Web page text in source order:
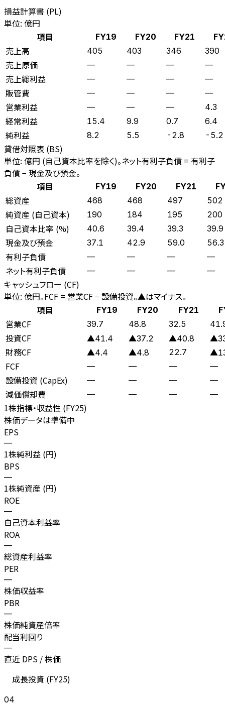
損益計算書 (PL)
単位: 億円
項目
FY19 FY20 FY21
売上高 405 403 346 390
売上原価 — — — —
売上総利益 — — — —
販管費 — — — —
営業利益 — — — 4.3
経常利益 15.4 9.9 0.7 6.4
純利益 8.2 5.5 -2.8 -5.2
貸借対照表 (BS)
単位: 億円 (自己資本比率を除く)。ネット有利子負債 = 有利子
負債 − 現金及び預金。
項目
FY19 FY20 FY21
総資産 468 468 497 502
純資産 (自己資本) 190 184 195 200
自己資本比率 (%) 40.6 39.4 39.3 39.9
現金及び預金 37.1 42.9 59.0 56.3
有利子負債 — — — —
ネット有利子負債 — — — —
キャッシュフロー (CF)
単位: 億円。FCF = 営業CF − 設備投資。▲はマイナス。
項目
FY19 FY20 FY21
営業CF 39.7 48.8 32.5
投資CF ▲41.4 ▲37.2 ▲40.8
財務CF ▲4.4 ▲4.8 22.7
FCF — — — —
設備投資 (CapEx) — — — —
減価償却費 — — — —
1株指標・収益性 (FY25)
株価データは準備中
EPS
—
1株純利益 (円)
BPS
—
1株純資産 (円)
ROE
—
自己資本利益率
ROA
—
総資産利益率
PER
—
株価収益率
PBR
—
株価純資産倍率
配当利回り
—
直近 DPS / 株価
成長投資 (FY25)
04